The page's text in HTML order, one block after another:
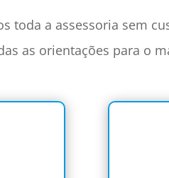
toda a assessoria sem
as orientações para o